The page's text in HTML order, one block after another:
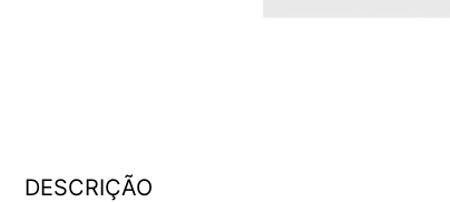
DESCRIÇÃO